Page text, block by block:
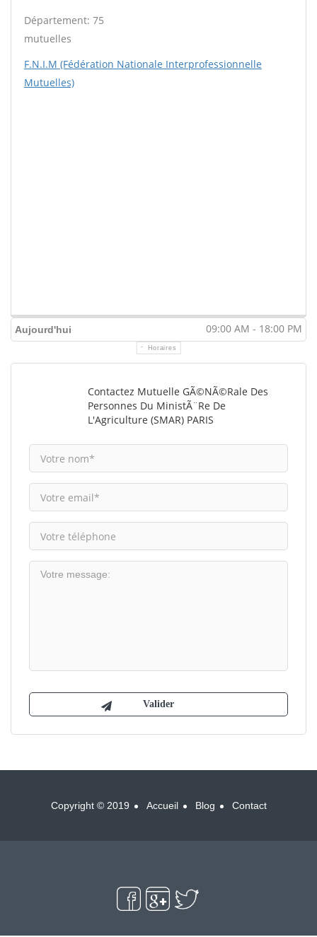
Département: 75
mutuelles
F.N.I.M (Fédération Nationale Interprofessionnelle
Mutuelles)
Aujourd'hui 09:00 AM - 18:00 PM
Horaires
Contactez Mutuelle GÃ©nÃ©rale Des
Personnes Du MinistÃ¨re De
L'Agriculture (SMAR) PARIS
Copyright © 2019 Accueil Blog Contact